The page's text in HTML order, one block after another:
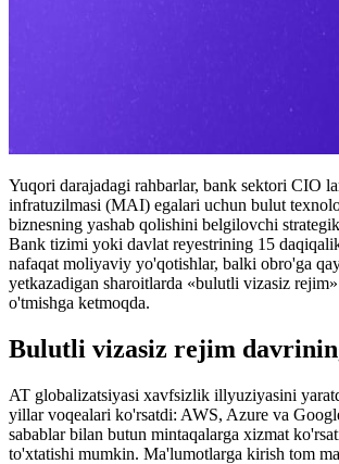
Yuqori darajadagi rahbarlar, bank sektori CIO
infratuzilmasi (MAI) egalari uchun bulut
biznesning yashab qolishini belgilovchi
Bank tizimi yoki davlat reyestrining 15
nafaqat moliyaviy yo'qotishlar, balki obro'ga
yetkazadigan sharoitlarda «bulutli vizasiz
o'tmishga ketmoqda.
Bulutli vizasiz rejim
AT globalizatsiyasi xavfsizlik illyuziyasini
yillar voqealari ko'rsatdi: AWS, Azure va
sabablar bilan butun mintaqalarga xizmat
to'xtatishi mumkin. Ma'lumotlarga kirish tom